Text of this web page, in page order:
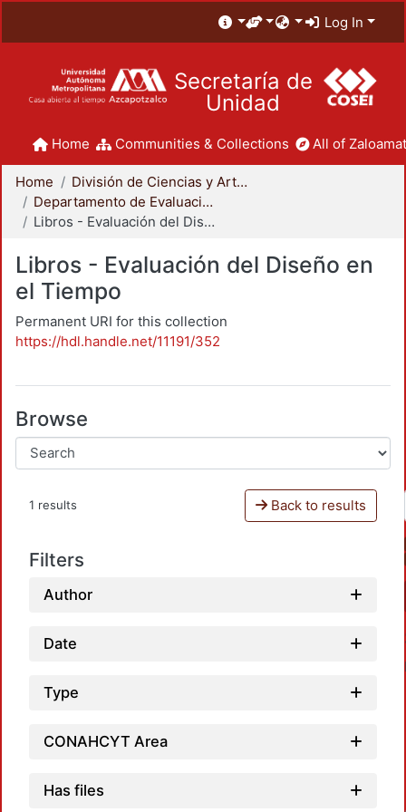
Log In
Secretaría de
Unidad
Home Communities & Collections All of
Home
División de Ciencias y Artes para el Diseño
Departamento de Evaluación del Diseño en el Tiempo
Libros - Evaluación del Diseño en el Tiempo
Libros - Evaluación del Diseño en
el Tiempo
Permanent URI for this collection
https://hdl.handle.net/11191/352
Browse
1 results Back to results
Filters
Author
Date
Type
CONAHCYT Area
Has files